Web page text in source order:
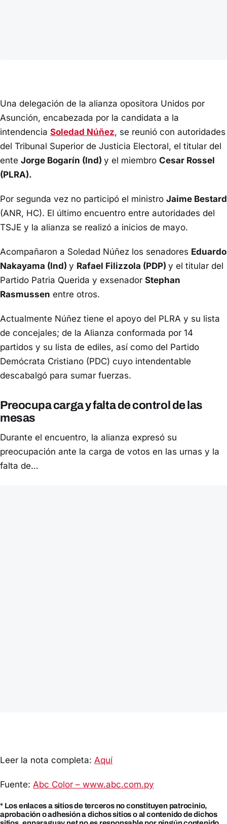
Una delegación de la alianza opositora Unidos por
Asunción, encabezada por la candidata a la
intendencia Soledad Núñez, se reunió con autoridades
del Tribunal Superior de Justicia Electoral, el titular del
ente Jorge Bogarín (Ind) y el miembro Cesar Rossel
(PLRA).
Por segunda vez no participó el ministro Jaime Bestard
(ANR, HC). El último encuentro entre autoridades del
TSJE y la alianza se realizó a inicios de mayo.
Acompañaron a Soledad Núñez los senadores Eduardo
Nakayama (Ind) y Rafael Filizzola (PDP) y el titular del
Partido Patria Querida y exsenador Stephan
Rasmussen entre otros.
Actualmente Núñez tiene el apoyo del PLRA y su lista
de concejales; de la Alianza conformada por 14
partidos y su lista de ediles, así como del Partido
Demócrata Cristiano (PDC) cuyo intendentable
descabalgó para sumar fuerzas.
Preocupa carga y falta de control de las
mesas
Durante el encuentro, la alianza expresó su
preocupación ante la carga de votos en las urnas y la
falta de…
Leer la nota completa: Aquí
Fuente: Abc Color – www.abc.com.py
* Los enlaces a sitios de terceros no constituyen patrocinio,
aprobación o adhesión a dichos sitios o al contenido de dichos